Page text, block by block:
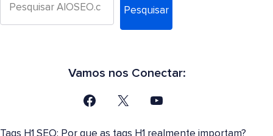
Pesquisar
Vamos nos Conectar:
Tags H1 SEO: Por que as tags H1 realmente importam?